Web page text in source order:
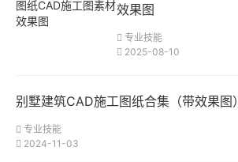
效果图
专业技能
2025-08-10
别墅建筑CAD施工图纸合集（带效果图）
专业技能
2024-11-03